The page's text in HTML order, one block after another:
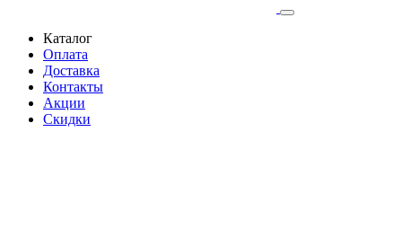
Каталог
Оплата
Доставка
Контакты
Акции
Скидки